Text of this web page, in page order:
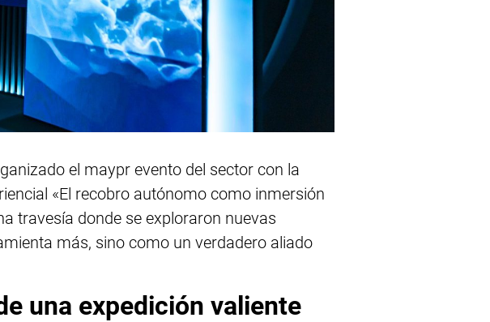
el maypr evento del sector con la
«El recobro autónomo como inmersión
travesía donde se exploraron nuevas
más, sino como un verdadero aliado
una expedición valiente